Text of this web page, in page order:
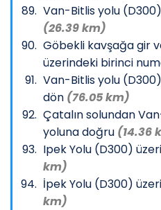
Van-Bitlis yolu
(26.39 km)
Göbekli kavşağa gir
üzerindeki birinci
Van-Bitlis yolu
dön (76.05 km)
Çatalın solundan
yoluna doğru (14.36
Ipek Yolu (D300)
km)
İpek Yolu (D300)
km)